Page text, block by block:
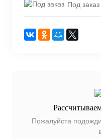
Под заказ
Пожалуйста